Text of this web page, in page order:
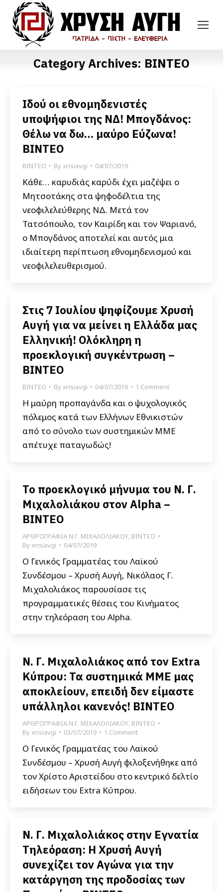
Category Archives: ΒΙΝΤΕΟ
Ιδού οι εθνομηδενιστές
υποψήφιοι της ΝΔ! Μπογδάνος:
Θέλω να δω… μαύρο Εύζωνα!
ΒΙΝΤΕΟ
ΒΙΝΤΕΟ Byxrisiavgi 04/07/2019
Κάθε… καρυδιάς καρύδι έχει μαζέψει ο
Μητσοτάκης στα ψηφοδέλτια της
νεοφιλελεύθερης ΝΔ. Μετά τον
Τατσόπουλο, τον Καιρίδη και τον Ψαριανό,
ο Μπογδάνος αποτελεί και αυτός μια
ιδιαίτερη περίπτωση εθνομηδενισμού και
νεοφιλελευθερισμού.
Στις 7 Ιουλίου ψηφίζουμε Χρυσή
Αυγή για να μείνει η Ελλάδα μας
Ελληνική! Ολόκληρη η
προεκλογική συγκέντρωση –
ΒΙΝΤΕΟ
ΒΙΝΤΕΟ Byxrisiavgi 04/07/2019 1 Comment
Η μαύρη προπαγάνδα και ο ψυχολογικός
πόλεμος κατά των Ελλήνων Εθνικιστών
από το σύνολο των συστημικών ΜΜΕ
απέτυχε παταγωδώς!
Το προεκλογικό μήνυμα του Ν. Γ.
Μιχαλολιάκου στον Alpha –
BINTEO
ΑΡΘΡΟΓΡΑΦΙΑ Ν.Γ. ΜΙΧΑΛΟΛΙΑΚΟΥ, ΒΙΝΤΕΟ
Byxrisiavgi 04/07/2019
Ο Γενικός Γραμματέας του Λαϊκού
Συνδέσμου – Χρυσή Αυγή, Νικόλαος Γ.
Μιχαλολιάκος παρουσίασε τις
προγραμματικές θέσεις του Κινήματος
στην τηλεόραση του Alpha.
Ν. Γ. Μιχαλολιάκος από τον Extra
Κύπρου: Τα συστημικά ΜΜΕ μας
αποκλείουν, επειδή δεν είμαστε
υπάλληλοι κανενός! ΒΙΝΤΕΟ
ΑΡΘΡΟΓΡΑΦΙΑ Ν.Γ. ΜΙΧΑΛΟΛΙΑΚΟΥ, ΒΙΝΤΕΟ
Byxrisiavgi 03/07/2019 1 Comment
Ο Γενικός Γραμματέας του Λαϊκού
Συνδέσμου – Χρυσή Αυγή φιλοξενήθηκε από
τον Χρίστο Αριστείδου στο κεντρικό δελτίο
ειδήσεων του Extra Κύπρου.
Ν. Γ. Μιχαλολιάκος στην Εγνατία
Τηλεόραση: Η Χρυσή Αυγή
συνεχίζει τον Αγώνα για την
κατάργηση της προδοσίας των